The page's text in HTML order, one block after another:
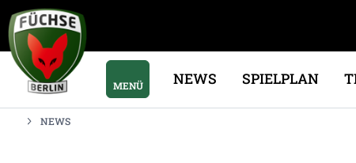
MENÜ NEWS SPIELPLAN
NEWS